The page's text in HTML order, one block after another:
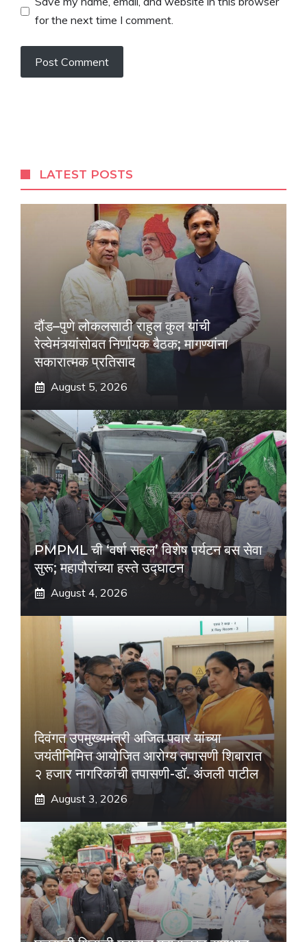
for the next time I comment.
LATEST POSTS
दौंड–पुणे लोकलसाठी राहुल कुल यांची
रेल्वेमंत्र्यांसोबत निर्णायक बैठक; मागण्यांना
सकारात्मक प्रतिसाद
August 5, 2026
PMPML ची ‘वर्षा सहल’ विशेष पर्यटन बस सेवा
सुरू; महापौरांच्या हस्ते उद्घाटन
August 4, 2026
दिवंगत उपमुख्यमंत्री अजित पवार यांच्या
जयंतीनिमित्त आयोजित आरोग्य तपासणी शिबारात
२ हजार नागरिकांची तपासणी-डॉ. अंजली पाटील
August 3, 2026